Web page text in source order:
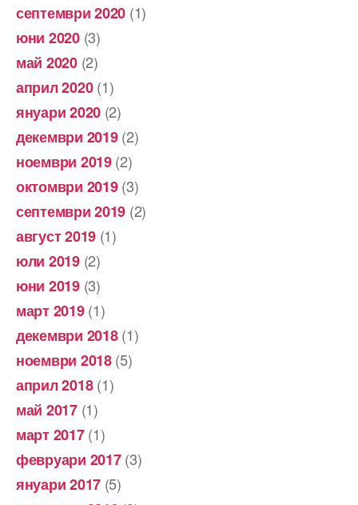
септември 2020 (1)
юни 2020(3)
май 2020(2)
април 2020(1)
януари 2020 (2)
декември 2019(2)
ноември 2019(2)
октомври 2019(3)
септември 2019 (2)
август 2019 (1)
юли 2019(2)
юни 2019(3)
март 2019(1)
декември 2018(1)
ноември 2018(5)
април 2018(1)
май 2017(1)
март 2017(1)
февруари 2017(3)
януари 2017 (5)